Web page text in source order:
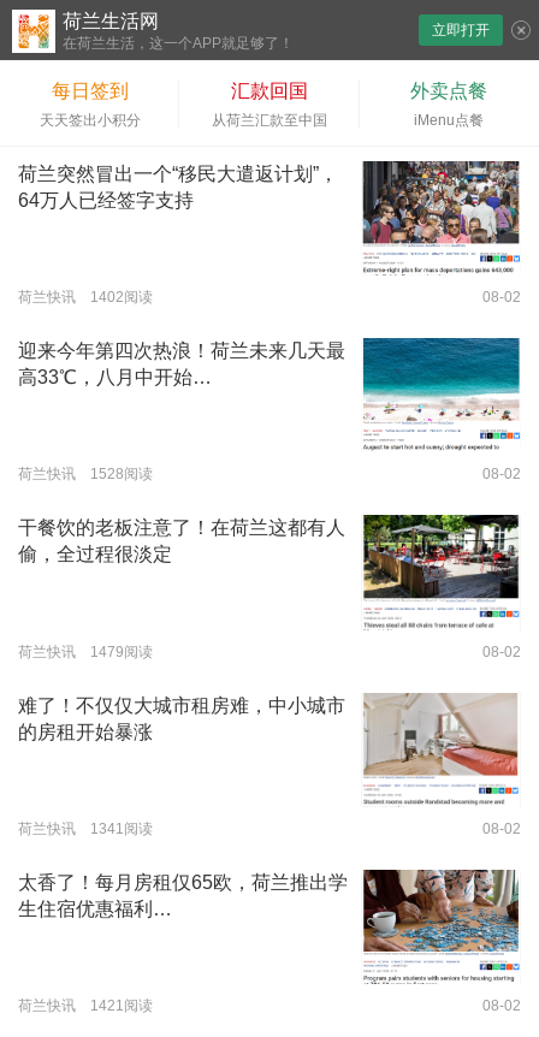
荷兰生活网
在荷兰生活，这一个APP就足够了！
立即打开
每日签到
天天签出小积分
汇款回国
从荷兰汇款至中国
外卖点餐
iMenu点餐
荷兰突然冒出一个“移民大遣返计划”，
64万人已经签字支持
荷兰快讯 1402阅读 08-02
迎来今年第四次热浪！荷兰未来几天最
高33℃，八月中开始…
荷兰快讯 1528阅读 08-02
干餐饮的老板注意了！在荷兰这都有人
偷，全过程很淡定
荷兰快讯 1479阅读 08-02
难了！不仅仅大城市租房难，中小城市
的房租开始暴涨
荷兰快讯 1341阅读 08-02
太香了！每月房租仅65欧，荷兰推出学
生住宿优惠福利…
荷兰快讯 1421阅读 08-02